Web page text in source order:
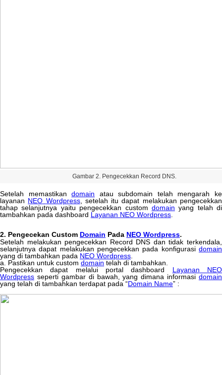
Gambar 2. Pengecekkan Record DNS.
Setelah memastikan domain atau subdomain telah mengarah
ke
layanan NEO Wordpress, setelah itu dapat melakukan pengecekkan
tahap selanjutnya yaitu pengecekkan custom domain yang telah di
tambahkan pada dashboard Layanan NEO Wordpress
2. Pengecekan Custom Domain Pada NEO Wordpress.
Setelah melakukan pengecekkan Record DNS dan tidak terkendala
selanjutnya dapat melakukan pengecekkan pada konfigurasi domain
yang di tambahkan pada NEO Wordpress
a
Pastikan untuk custom domain telah di tambahkan
Pengecekkan
dapat melalui portal dashboard Layanan
NEO
Wordpress seperti gambar di bawah yang dimana informasi domain
yang telah di tambahkan terdapat pada “Domain Name” :